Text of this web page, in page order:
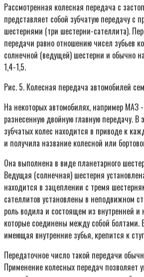
Рассмотренная колесная передача с
представляет собой зубчатую передачу с
шестернями (три шестерни-сателлита).
передачи равно отношению чисел зубьев
солнечной (ведущей) шестерни и обычно
1,4-1,5.
Рис. 5. Колесная передача автомобилей
На некоторых автомобилях, например МАЗ
разнесенную двойную главную передачу. В
зубчатых колес находится в приводе к
и получила название колесной или
Она выполнена в виде планетарного
Ведущая (солнечная) шестерня
находится в зацеплении с тремя
сателлитов установлены в неподвижном
роль водила и состоящем из внутренней и
которые соединены между собой болтами.
имеющая внутренние зубья, крепится к
Передаточное число такой передачи
Применение колесных передач позволяет